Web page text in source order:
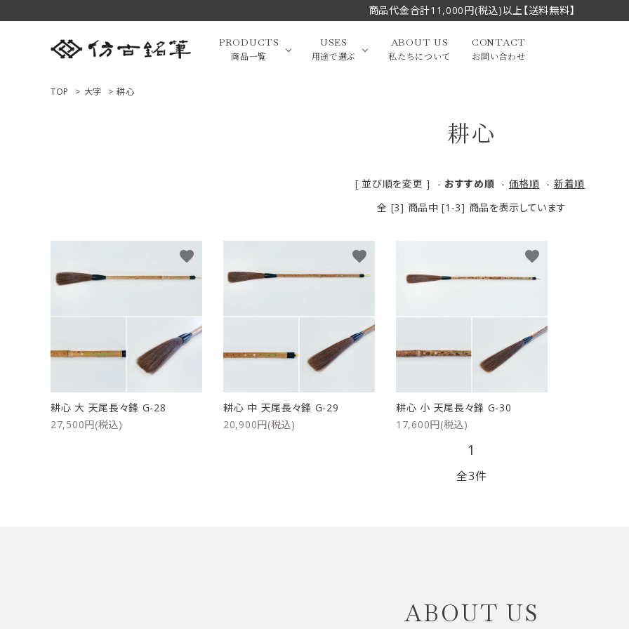
商品代金合計11,000円(税込)以上【送料無料】
PRODUCTS
商品一覧
大中筆（半切・条幅以
小筆
限定品・セット品
オプション・その他
USES
用途で選ぶ
漢字
写経・御朱印 画筆・絵てがみ
贈り物（限定セット） 洗浄剤・その他
リップブラシ 贈り物（限定セット）
ABOUT US
私たちについて
CONTACT
お問い合わせ
商品一覧
用途で選ぶ
ご利用ガイド
特定商取引法について
TOP > 大字 > 耕心
耕心
[ 並び順を変更 ] - おすすめ順 - 価格順 - 新着順
全 [3] 商品中 [1-3] 商品を表示しています
耕心 大 天尾長々鋒 G-28
27,500円(税込)
favorite
耕心 中 天尾長々鋒 G-29
20,900円(税込)
favorite
耕心 小 天尾長々鋒 G-30
17,600円(税込)
favorite
1
全3件
ABOUT US